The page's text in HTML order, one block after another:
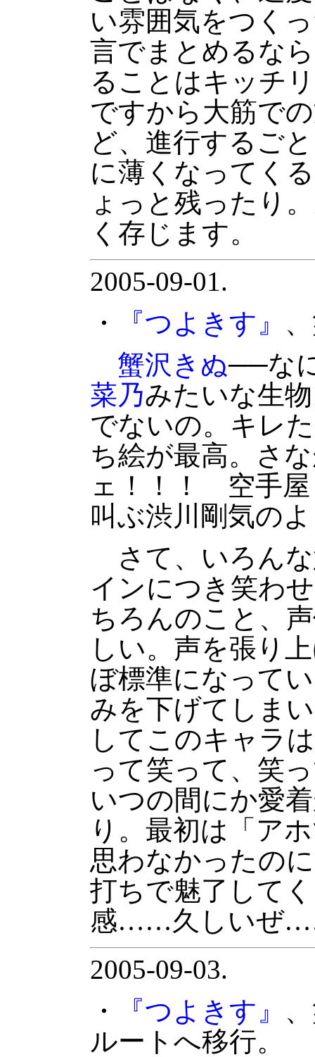
い雰囲気をつく
言でまとめるな
ることはキッチ
ですから大筋で
ど、進行するご
に薄くなってく
ょっと残ったり
く存じます。
2005-09-01.
・
『つよきす』
蟹沢きぬ──な
菜乃みたいな生
でないの。キレ
ち絵が最高。さ
ェ！！！ 空手屋
叫ぶ渋川剛気の
さて、いろん
インにつき笑わ
ちろんのこと、
しい。声を張り
ぼ標準になって
みを下げてしま
してこのキャラ
って笑って、笑
いつの間にか愛
り。最初は「ア
思わなかった
打ちで魅了して
感……久しいぜ
2005-09-03.
・
『つよきす』
ルートへ移行。